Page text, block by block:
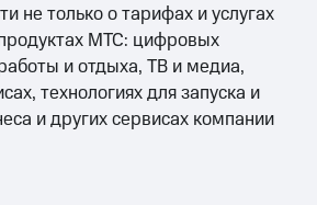
не только о тарифах и услугах
МТС: цифровых
и отдыха, ТВ и медиа,
технологиях для запуска и
и других сервисах компании